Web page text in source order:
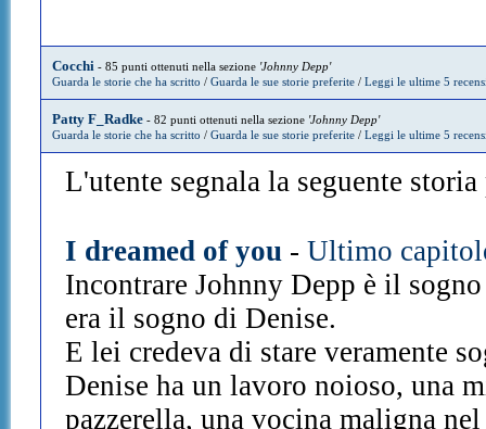
Cocchi - 85 punti ottenuti nella sezione 'Johnny Depp'
Guarda le storie che ha scritto / Guarda le sue storie preferite/ Leggi le ultime 5
Patty F_Radke- 82 punti ottenuti nella sezione 'Johnny Depp'
Guarda le storie che ha scritto / Guarda le sue storie preferite/ Leggi le ultime 5
L'utente segnala la seguente
I dreamed of you- Ultimo
Incontrare Johnny Depp è il
era il sogno di Denise.
E lei credeva di stare veramente
Denise ha un lavoro noioso, una
pazzerella, una vocina maligna